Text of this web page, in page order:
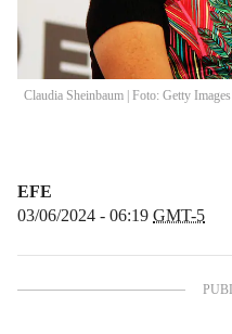
Claudia Sheinbaum | Foto: Getty Images
EFE
03/06/2024 - 06:19 GMT-5